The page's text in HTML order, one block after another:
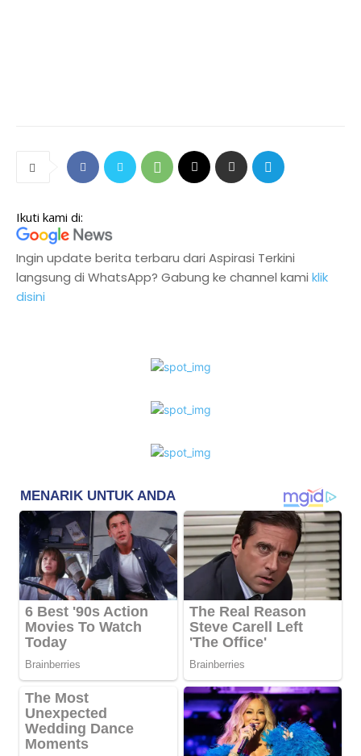
Ikuti kami di:
Ingin update berita terbaru dari Aspirasi Terkini
langsung di WhatsApp? Gabung ke channel kami klik
disini